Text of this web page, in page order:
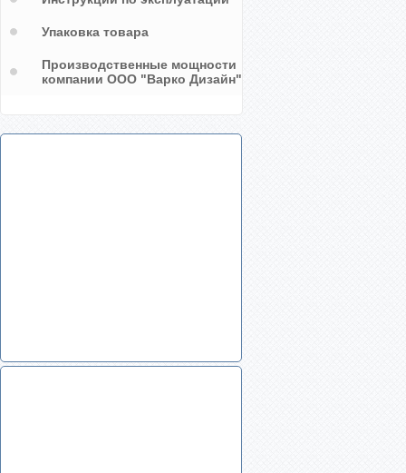
Упаковка товара
Производственные мощности
компании ООО "Варко Дизайн"